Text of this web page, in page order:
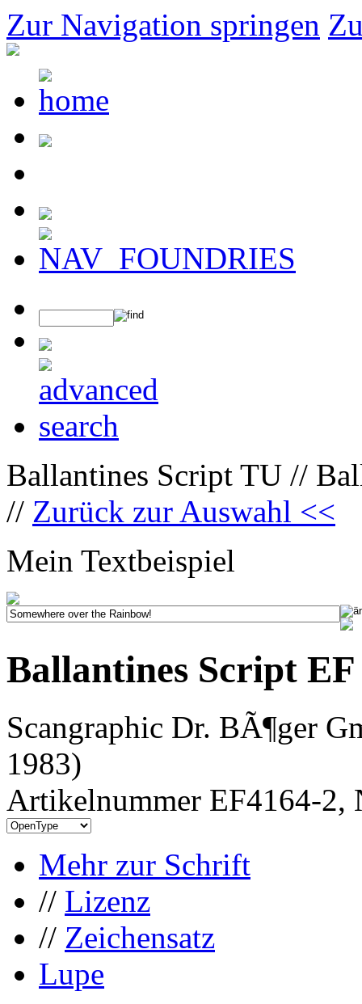
Zur Navigation springen
Ballantines Script TU //
// Zurück zur Auswahl <<
Mein Textbeispiel
Ballantines Script
Scangraphic Dr. BÃ¶ger
1983)
Artikelnummer EF4164-2,
Mehr zur Schrift
// Lizenz
// Zeichensatz
Lupe